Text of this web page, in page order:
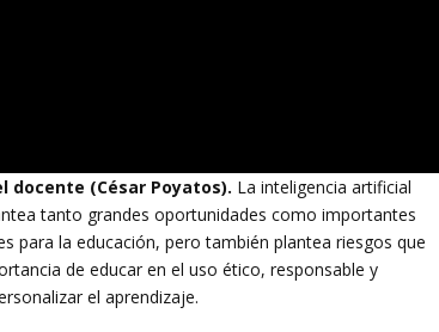
docente (César Poyatos). La inteligencia artificial
tanto grandes oportunidades como importantes
para la educación, pero también plantea riesgos que
de educar en el uso ético, responsable y
el aprendizaje.